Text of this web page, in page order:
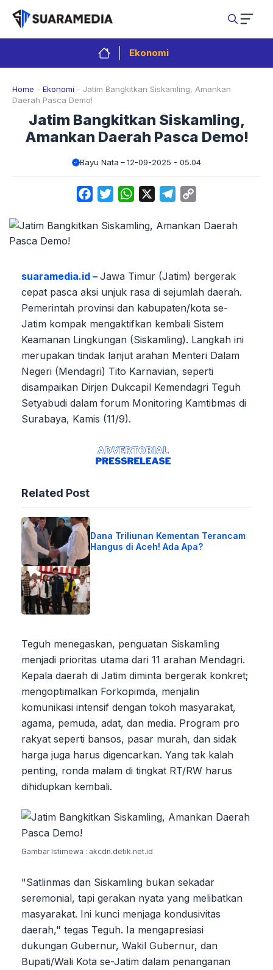
Langsung
isi
Ekonomi
Home - Ekonomi - Jatim Bangkitkan Siskamling, Amankan
Daerah Pasca Demo!
Jatim Bangkitkan Siskamling,
Amankan Daerah Pasca Demo!
Bayu Nata 12-09-2025 - 05.04
FacebookTwitterWhatsApp Telegram
suaramedia.id – Jawa Timur (Jatim) bergerak
cepat pasca aksi unjuk rasa di sejumlah daerah.
Pemerintah provinsi dan kabupaten/kota se-
Jatim kompak mengaktifkan kembali Sistem
Keamanan Lingkungan (Siskamling). Langkah ini
merupakan tindak lanjut arahan Menteri Dalam
Negeri (Mendagri) Tito Karnavian, seperti
disampaikan Dirjen Dukcapil Kemendagri Teguh
Setyabudi dalam forum Monitoring Kamtibmas di
Surabaya, Kamis (11/9).
Related Post
Dana Triliunan Kementan Terancam
Hangus di Aceh! Ada Apa?
Teguh menegaskan, penguatan Siskamling
menjadi prioritas utama dari 11 arahan Mendagri.
Kepala daerah di Jatim diminta bergerak konkret;
mengoptimalkan Forkopimda, menjalin
komunikasi intensif dengan tokoh masyarakat,
agama, pemuda, adat, dan media. Program pro
rakyat seperti bansos, pasar murah, dan sidak
harga juga harus digencarkan. Yang tak kalah
penting, ronda malam di tingkat RT/RW harus
dihidupkan kembali.
Gambar Istimewa : akcdn.detik.net.id
"Satlinmas dan Siskamling bukan sekadar
seremonial, tapi gerakan nyata yang melibatkan
masyarakat. Ini kunci menjaga kondusivitas
daerah," tegas Teguh. Ia mengapresiasi
dukungan Gubernur, Wakil Gubernur, dan
Bupati/Wali Kota se-Jatim dalam penanganan